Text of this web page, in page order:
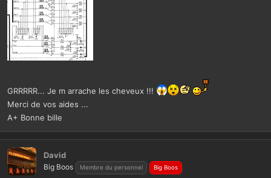
GRRRRR... Je m arrache les cheveux !!!
Merci de vos aides ...
A+ Bonne bille
David
Big Boos Membre du personnel Big Boos